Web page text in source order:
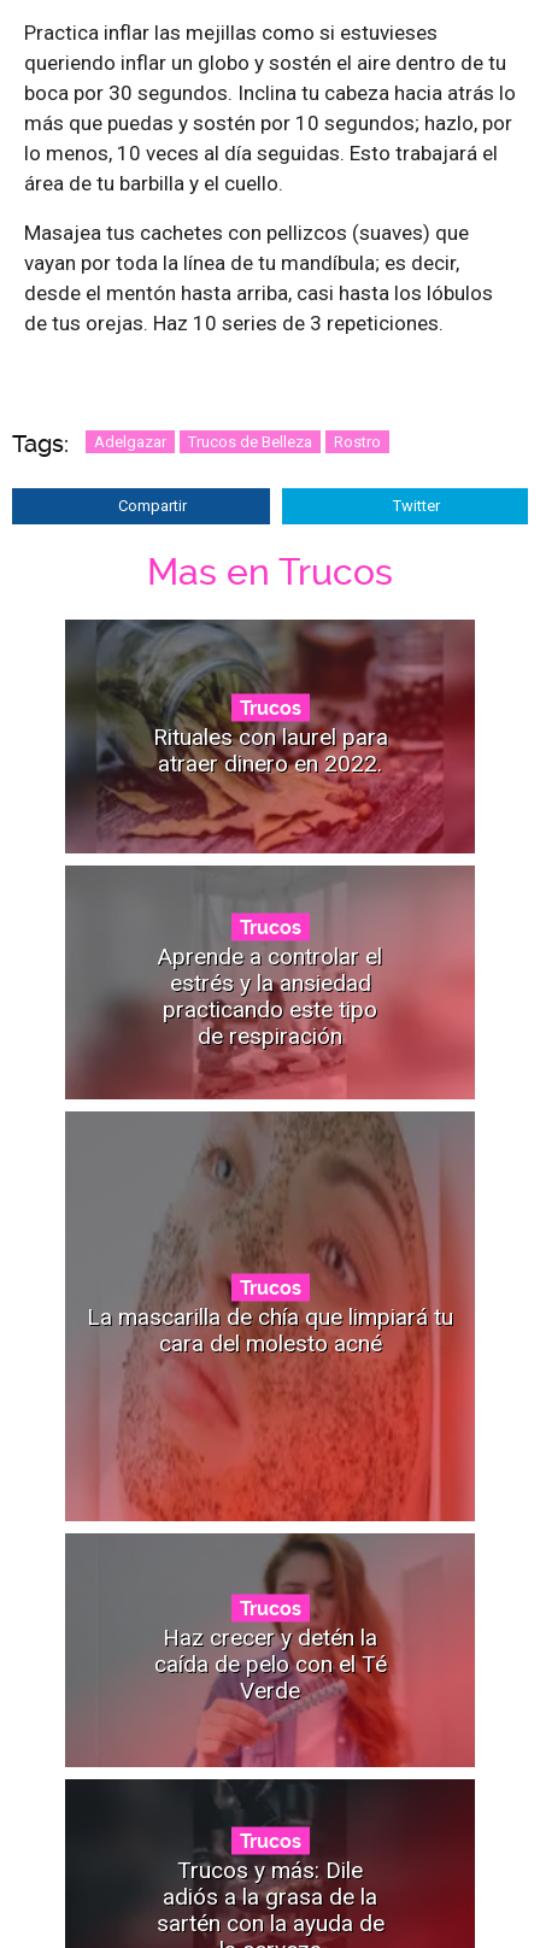
Practica inflar las mejillas como si estuvieses
queriendo inflar un globo y sostén el aire dentro de tu
boca por 30 segundos. Inclina tu cabeza hacia atrás lo
más que puedas y sostén por 10 segundos; hazlo, por
lo menos, 10 veces al día seguidas. Esto trabajará el
área de tu barbilla y el cuello.
Masajea tus cachetes con pellizcos (suaves) que
vayan por toda la línea de tu mandíbula; es decir,
desde el mentón hasta arriba, casi hasta los lóbulos
de tus orejas. Haz 10 series de 3 repeticiones.
Tags: Adelgazar Trucos de Belleza Rostro
Compartir Twitter
Mas en Trucos
Trucos
Rituales con laurel para
atraer dinero en 2022.
Trucos
Aprende a controlar el
estrés y la ansiedad
practicando este tipo
de respiración
Trucos
La mascarilla de chía que limpiará tu
cara del molesto acné
Trucos
Haz crecer y detén la
caída de pelo con el Té
Verde
Trucos
Trucos y más: Dile
adiós a la grasa de la
sartén con la ayuda de